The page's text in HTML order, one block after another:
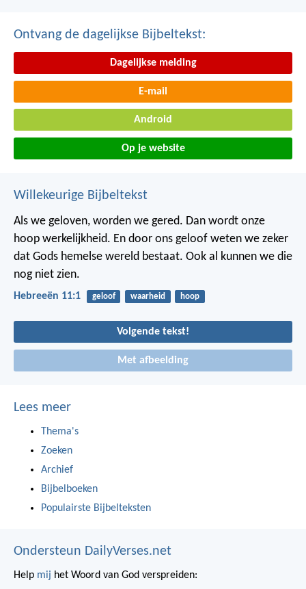
Ontvang de dagelijkse Bijbeltekst:
Dagelijkse melding
E-mail
Android
Op je website
Willekeurige Bijbeltekst
Als we geloven, worden we gered. Dan wordt onze
hoop werkelijkheid. En door ons geloof weten we zeker
dat Gods hemelse wereld bestaat. Ook al kunnen we die
nog niet zien.
Hebreeën 11:1 geloof waarheid hoop
Volgende tekst!
Met afbeelding
Lees meer
Thema's
Zoeken
Archief
Bijbelboeken
Populairste Bijbelteksten
Ondersteun DailyVerses.net
Help mij het Woord van God verspreiden: